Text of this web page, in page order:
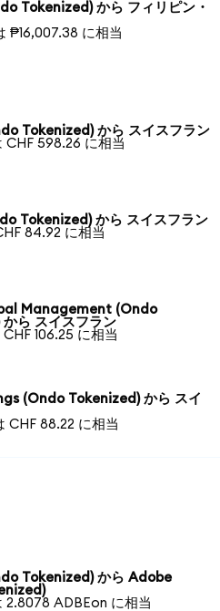
Tokenized) から フィリピン・
₱16,007.38 に相当
Tokenized) から スイスフラン
CHF 598.26 に相当
Tokenized) から スイスフラン
84.92 に相当
Management (Ondo
ら スイスフラン
106.25 に相当
(Ondo Tokenized) から スイ
CHF 88.22 に相当
Tokenized) から Adobe
2.8078 ADBEon に相当